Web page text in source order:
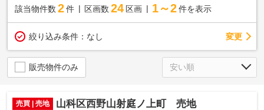
該当物件数 2件 区画数 24 区画 1～2 件を表示
絞り込み条件： なし 変更
販売物件のみ
売買 | 売地 山科区西野山射庭ノ上町 売地